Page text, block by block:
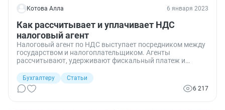
Котова Алла 6 января 2023
Как рассчитывает и уплачивает НДС
налоговый агент
Налоговый агент по НДС выступает посредником между
государством и налогоплательщиком. Агенты
рассчитывают, удерживают фискальный платеж и
Учитывать такие платежи надо по особым правилам.
Бухгалтеру
Статьи
6 217